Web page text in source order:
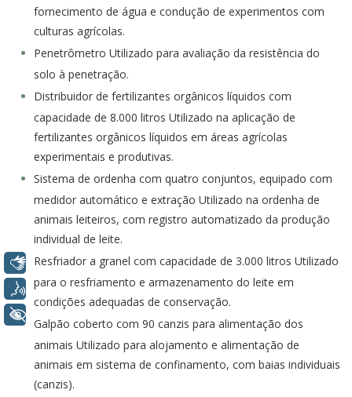
fornecimento de água e condução de experimentos com
culturas agrícolas.
Penetrômetro Utilizado para avaliação da resistência do
solo à penetração.
Distribuidor de fertilizantes orgânicos líquidos com
capacidade de 8.000 litros Utilizado na aplicação de
fertilizantes orgânicos líquidos em áreas agrícolas
experimentais e produtivas.
Sistema de ordenha com quatro conjuntos, equipado com
medidor automático e extração Utilizado na ordenha de
animais leiteiros, com registro automatizado da produção
individual de leite.
Resfriador a granel com capacidade de 3.000 litros Utilizado
para o resfriamento e armazenamento do leite em
condições adequadas de conservação.
Galpão coberto com 90 canzis para alimentação dos
animais Utilizado para alojamento e alimentação de
animais em sistema de confinamento, com baias individuais
(canzis).
Libras
Voz
+ Acessibilidade